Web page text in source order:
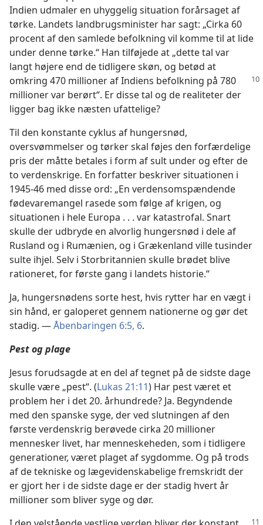
Indien udmaler en uhyggelig situation forårsaget af
tørke. Landets landbrugsminister har sagt: „Cirka 60
procent af den samlede befolkning vil komme til at lide
under denne tørke.“ Han tilføjede at „dette tal var
langt højere end de tidligere skøn, og betød at
omkring 470 millioner afIndiens befolkning på 780
millioner var berørt“. Er disse tal og de realiteter der
ligger bag ikke næsten ufattelige?
Til den konstante cyklus af hungersnød,
oversvømmelser og tørker skal føjes den forfærdelige
pris der måtte betales i form af sult under og efter de
to verdenskrige. En forfatter beskriver situationen i
1945-46 med disse ord: „En verdensomspændende
fødevaremangel rasede som følge af krigen, og
situationen i hele Europa . . . var katastrofal. Snart
skulle der udbryde en alvorlig hungersnød i dele af
Rusland og i Rumænien, og i Grækenland ville tusinder
sulte ihjel. Selv i Storbritannien skulle brødet blive
rationeret, for første gang i landets historie.“
Ja, hungersnødens sorte hest, hvis rytter har en vægt i
sin hånd, er galoperet gennem nationerne og gør det
stadig. —Åbenbaringen 6:5, 6.
Pest og plage
Jesus forudsagde at en del af tegnet på de sidste dage
skulle være „pest“. (Lukas 21:11) Har pest været et
problem her i det 20. århundrede? Ja. Begyndende
med den spanske syge, der ved slutningen af den
første verdenskrig berøvede cirka 20 millioner
mennesker livet, har menneskeheden, som i tidligere
generationer, været plaget af sygdomme. Og på trods
af de tekniske og lægevidenskabelige fremskridt der
er gjort her i de sidste dage er der stadig hvert år
millioner som bliver syge og dør.